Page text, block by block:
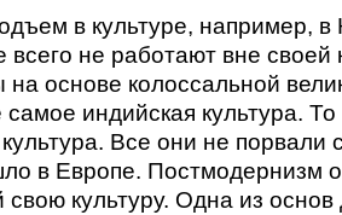
в культуре, например, в
всего не работают вне своей
основе колоссальной
самое индийская культура.
Все они не
в Европе. Постмодернизм
свою культуру. Одна из